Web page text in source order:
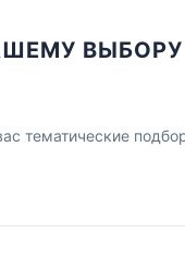
ВЫБОРУ
тематические